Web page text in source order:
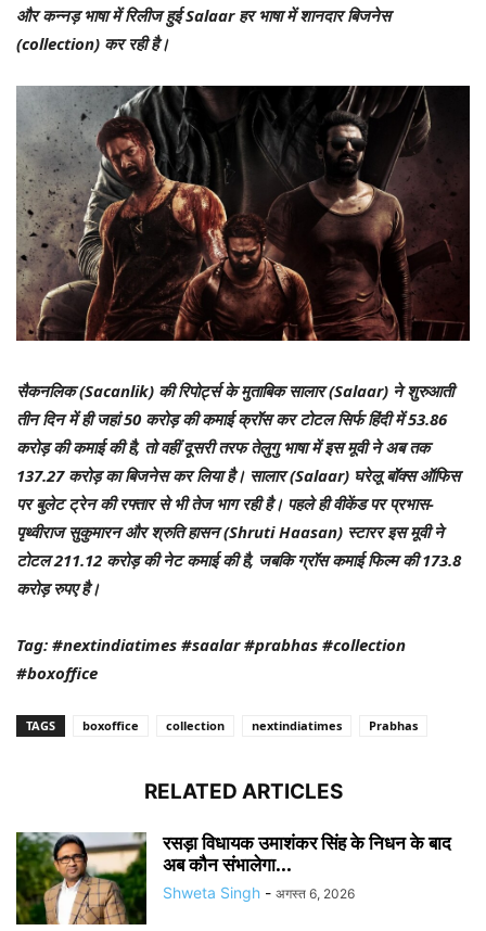
और कन्नड़ भाषा में रिलीज हुई Salaar हर भाषा में शानदार बिजनेस
(collection) कर रही है।
सैकनलिक (Sacanlik) की रिपोर्ट्स के मुताबिक सालार (Salaar) ने शुरुआती
तीन दिन में ही जहां 50 करोड़ की कमाई क्रॉस कर टोटल सिर्फ हिंदी में 53.86
करोड़ की कमाई की है, तो वहीं दूसरी तरफ तेलुगु भाषा में इस मूवी ने अब तक
137.27 करोड़ का बिजनेस कर लिया है। सालार (Salaar) घरेलू बॉक्स ऑफिस
पर बुलेट ट्रेन की रफ्तार से भी तेज भाग रही है। पहले ही वीकेंड पर प्रभास-
पृथ्वीराज सुकुमारन और श्रुति हासन (Shruti Haasan) स्टारर इस मूवी ने
टोटल 211.12 करोड़ की नेट कमाई की है, जबकि ग्रॉस कमाई फिल्म की 173.8
करोड़ रुपए है।
Tag: #nextindiatimes #saalar #prabhas #collection
#boxoffice
TAGS boxoffice collection nextindiatimes Prabhas
RELATED ARTICLES
रसड़ा विधायक उमाशंकर सिंह के निधन के बाद
अब कौन संभालेगा...
Shweta Singh - अगस्त 6, 2026